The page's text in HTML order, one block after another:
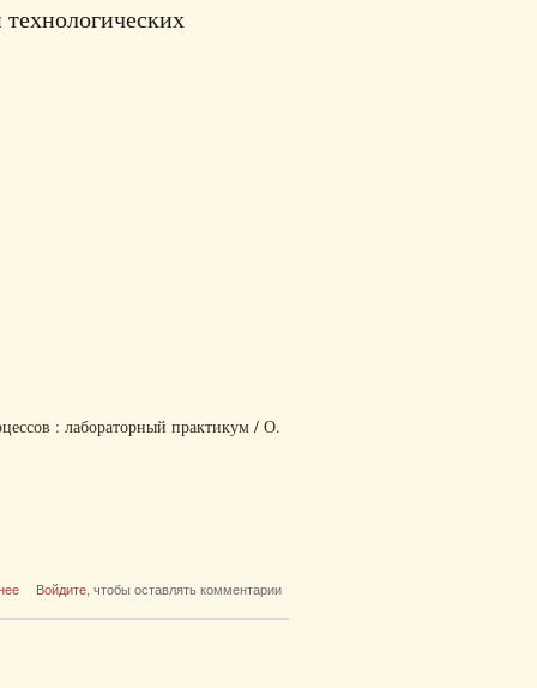
: лабораторный практикум / О.
о Преобразователи частоты в системах
Войдите, чтобы оставлять комментарии